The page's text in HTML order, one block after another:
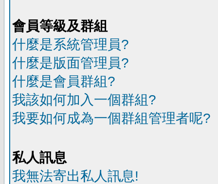
會員等級及群組
什麼是系統管理員?
什麼是版面管理員?
什麼是會員群組?
我該如何加入一個群組?
我要如何成為一個群組管理者呢?
私人訊息
我無法寄出私人訊息!